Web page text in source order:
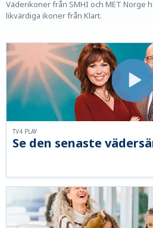
Väderikoner från SMHI och MET Norge
likvärdiga ikoner från Klart.
Se den senaste
TV4 PLAY